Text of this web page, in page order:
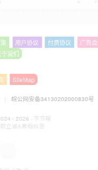
用户协议 付费协议
广告
于我们
SiteMap
| 皖公网安备34130202000830号
- 2026 · 字节曜
颤立诚&寒烟似雪